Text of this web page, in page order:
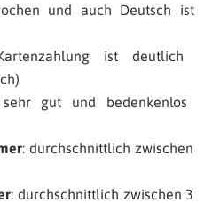
und auch Deutsch ist
ist deutlich
gut und bedenkenlos
: durchschnittlich zwischen
: durchschnittlich zwischen 3